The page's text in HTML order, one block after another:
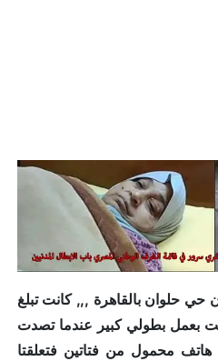
حلوان بالقاهرة ,,, كانت تبلغ
قامت بعمل بطولي كبير عندما تصدت
محمول من فتاتين فتعلقتا